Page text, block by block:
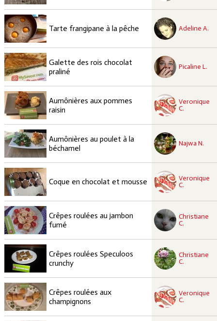
Tarte frangipane à la pêche Adeline A.
recette à tester
Galette des rois chocolat
praliné
Picaline L.
recette à tester
Aumônières aux pommes
raisin
Veronique
C.
recette à tester
Aumônières au poulet à la
béchamel
Najwa N.
recette à tester
Coque en chocolat et mousse
Veronique
C.
recette à tester
Crêpes roulées au jambon
fumé
Christiane
C.
recette à tester
Crêpes roulées Speculoos
crunchy
Christiane
C.
recette à tester
Crêpes roulées aux
champignons
Veronique
C.
recette à tester